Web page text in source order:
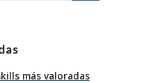
más valoradas